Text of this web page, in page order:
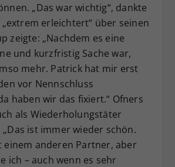
„Das war wichtig“, dankte
„extrem erleichtert“ über seinen
zeigte: „Nachdem es eine
und kurzfristig Sache war,
mehr. Patrick hat mir erst
vor Nennschluss
haben wir das fixiert.“ Ofners
als Wiederholungstäter
ist immer wieder schön.
einem anderen Partner, aber
ich – auch wenn es sehr